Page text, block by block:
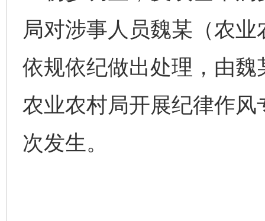
局对涉事人员魏某（农
依规依纪做出处理，由
农业农村局开展纪律作
次发生。